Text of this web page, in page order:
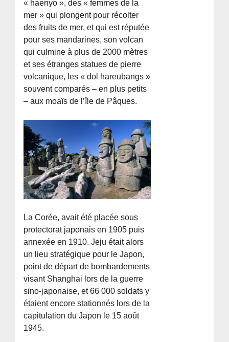
« haenyo », des « femmes de la
mer » qui plongent pour récolter
des fruits de mer, et qui est réputée
pour ses mandarines, son volcan
qui culmine à plus de 2000 mètres
et ses étranges statues de pierre
volcanique, les « dol hareubangs »
souvent comparés – en plus petits
– aux moaïs de l’île de Pâques.
La Corée, avait été placée sous
protectorat japonais en 1905 puis
annexée en 1910. Jeju était alors
un lieu stratégique pour le Japon,
point de départ de bombardements
visant Shanghai lors de la guerre
sino-japonaise, et 66 000 soldats y
étaient encore stationnés lors de la
capitulation du Japon le 15 août
1945.